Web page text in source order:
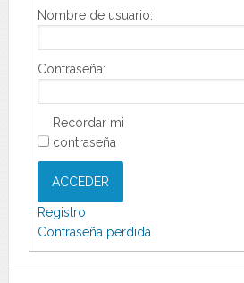
Nombre de usuario:
Contraseña:
Recordar mi
contraseña
ACCEDER
Registro
Contraseña perdida